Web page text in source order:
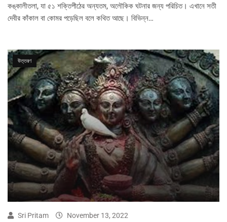
কঙ্কালীতলা, যা ৫১ শক্তিপীঠের অন্যতম, অলৌকিক ঘটনার জন্য পরিচিত। এখানে সতী
দেবীর কাঁকাল বা কোমর পড়েছিল বলে কথিত আছে। বিভিন্ন…
উত্তরণ
Sri Pritam November 13, 2022